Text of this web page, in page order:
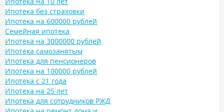
Ипотека без страховки
Ипотека на 600000 рублей
Семейная ипотека
Ипотека на 3000000 рублей
Ипотека самозанятым
Ипотека для пенсионеров
Ипотека на 100000 рублей
Ипотека с 21 года
Ипотека на 25 лет
Ипотека для сотрудников РЖД